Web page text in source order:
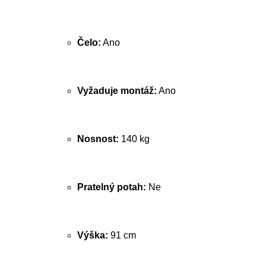
Čelo: Ano
Vyžaduje montáž: Ano
Nosnost: 140 kg
Pratelný potah: Ne
Výška: 91 cm